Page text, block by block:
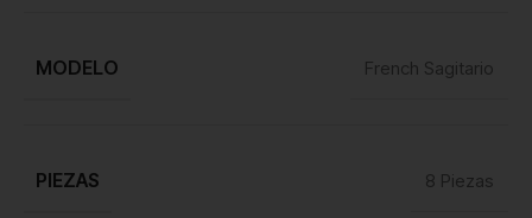
MODELO French Sagitario
PIEZAS 8 Piezas